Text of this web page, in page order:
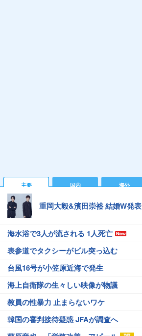
主要 国内 海外
重岡大毅&濱田崇裕 結婚W発表
海水浴で3人が流される 1人死亡
表参道でタクシーがビル突っ込む
台風16号が小笠原近海で発生
海上自衛隊の生々しい映像が物議
教員の性暴力 止まらないワケ
韓国の審判接待疑惑 JFAが調査へ